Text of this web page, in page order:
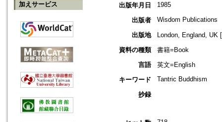
加えサービス 出版年月日 1985
出版者 Wisdom Publications
出版地
London, England, UK
資料の種類
書籍=Book
言語
英文=English
キーワード
Tantric Buddhism
抄録